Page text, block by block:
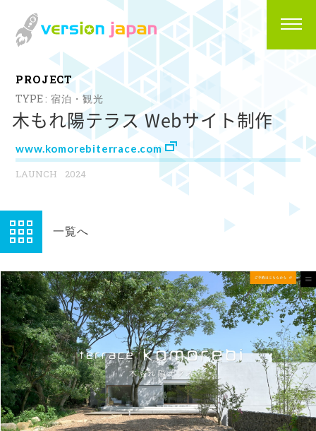
PROJECT
宿泊・観光
木もれ陽テラス Webサイト制作
www.komorebiterrace.com
2024
一覧へ